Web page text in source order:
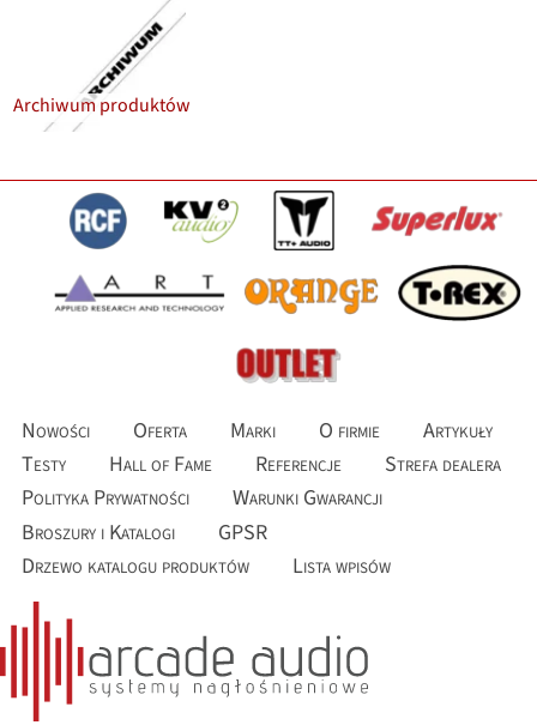
Archiwum produktów
Nowości Oferta Marki O firmie
Artykuły
Testy
Hall of Fame Referencje
Strefa dealera
Polityka Prywatności
Warunki Gwarancji
Broszury i Katalogi
GPSR
Drzewo katalogu produktów
Lista wpisów